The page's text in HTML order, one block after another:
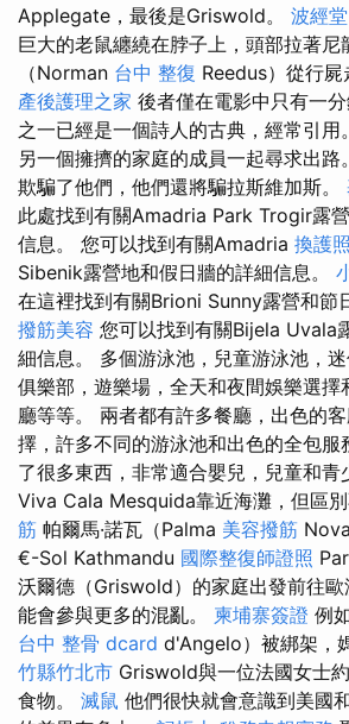
Applegate，最後是Griswold。 波經堂
巨大的老鼠纏繞在脖子上，頭部拉著尼
（Norman 台中 整復 Reedus）從行屍
產後護理之家 後者僅在電影中只有一
之一已經是一個詩人的古典，經常引
另一個擁擠的家庭的成員一起尋求出
欺騙了他們，他們還將騙拉斯維加斯。
此處找到有關Amadria Park Trogir露
信息。 您可以找到有關Amadria 換護照
Sibenik露營地和假日牆的詳細信息。
在這裡找到有關Brioni Sunny露營和節
撥筋美容 您可以找到有關Bijela Uvala
細信息。 多個游泳池，兒童游泳池，
俱樂部，遊樂場，全天和夜間娛樂選擇
廳等等。 兩者都有許多餐廳，出色的
擇，許多不同的游泳池和出色的全包服
了很多東西，非常適合嬰兒，兒童和青
Viva Cala Mesquida靠近海灘，但區別
筋 帕爾馬·諾瓦（Palma 美容撥筋
€-Sol Kathmandu 國際整復師證照
沃爾德（Griswold）的家庭出發前往
能會參與更多的混亂。 柬埔寨簽證 例
台中 整骨 dcard d'Angelo）被綁架，
竹縣竹北市 Griswold與一位法國女士
食物。 滅鼠 他們很快就會意識到美國